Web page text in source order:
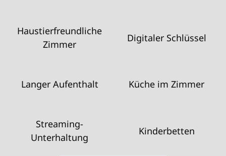
Haustier­freundliche
Zimmer
Digitaler Schlüssel
Langer Aufenthalt Küche im Zimmer
Streaming-
Unterhaltung
Kinderbetten